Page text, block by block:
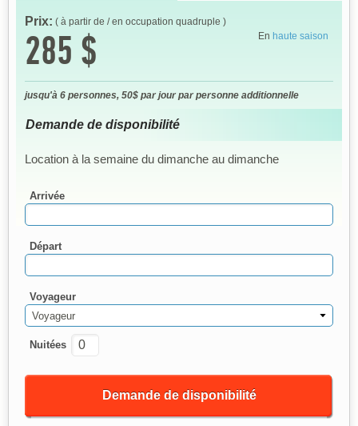
Prix: ( à partir de / en occupation quadruple )
285 $ En haute saison
jusqu'à 6 personnes, 50$ par jour par personne additionnelle
Demande de disponibilité
Location à la semaine du dimanche au dimanche
Arrivée
Départ
Voyageur
Voyageur
Nuitées
Demande de disponibilité